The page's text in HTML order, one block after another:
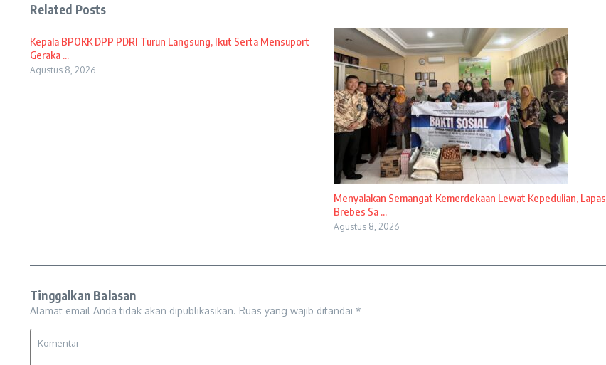
Related Posts
Kepala BPOKK DPP PDRI Turun Langsung, Ikut Serta Mensuport
Geraka ...
Agustus 8, 2026
Menyalakan Semangat Kemerdekaan Lewat Kepedulian, Lapas
Brebes Sa ...
Agustus 8, 2026
Tinggalkan Balasan
Alamat email Anda tidak akan dipublikasikan. Ruas yang wajib ditandai *